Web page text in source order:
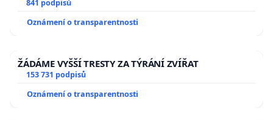
841 podpisů
Oznámení o transparentnosti
ŽÁDÁME VYŠŠÍ TRESTY ZA TÝRÁNÍ ZVÍŘAT
153 731 podpisů
Oznámení o transparentnosti